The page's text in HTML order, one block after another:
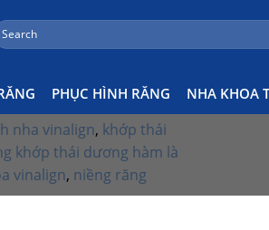
PHỤC HÌNH RĂNG NHA KHOA
Khoa Tổng
nha vinalign, khớp thái
khớp thái dương hàm là
vinalign, niềng răng